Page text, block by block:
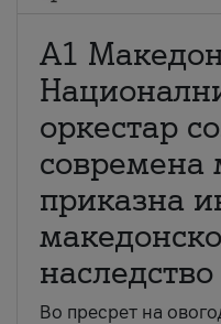
А1
оркестар
современа
приказна
наследство
Во пресрет на